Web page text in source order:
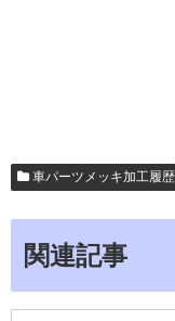
車パーツメッキ加工履歴
関連記事